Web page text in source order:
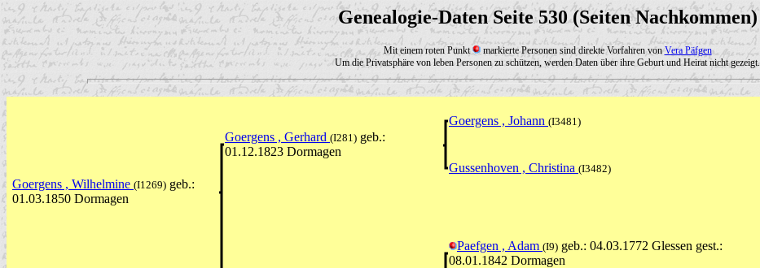
Genealogie-Daten Seite 530 (Seiten Nachkommen)
Mit einem roten Punkt markierte Personen sind direkte Vorfahren vonVera Päfgen
Um die Privatsphäre von leben Personen zu schützen, werden Daten über ihre Geburt und Heirat nicht gezeigt.
Goergens , Johann (I3481)
Goergens , Gerhard (I281) geb.:
01.12.1823 Dormagen
Gussenhoven , Christina (I3482)
Goergens , Wilhelmine (I1269) geb.:
01.03.1850 Dormagen
Paefgen , Adam (I9) geb.: 04.03.1772 Glessen gest.:
08.01.1842 Dormagen